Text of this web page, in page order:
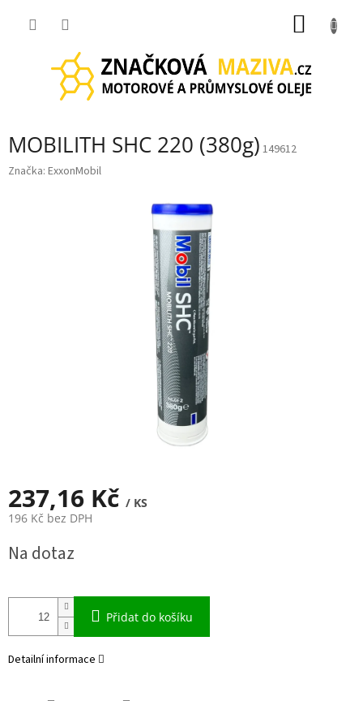
MOBILITH SHC 220 (380g) 149612
Značka: ExxonMobil
237,16 Kč / KS
196 Kč bez DPH
cena:
Na dotaz
Přidat do košíku
Detailní informace